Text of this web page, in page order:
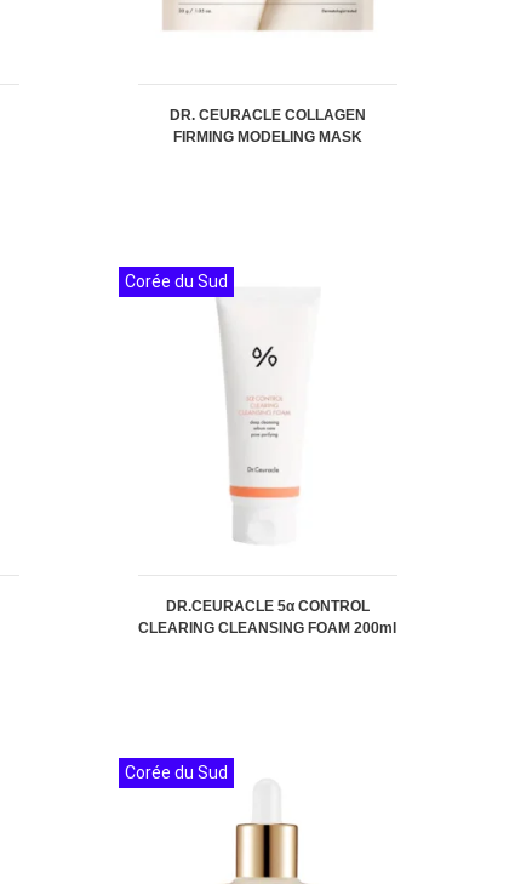
DR. CEURACLE COLLAGEN
FIRMING MODELING MASK
DR.CEURACLE 5α CONTROL
CLEARING CLEANSING FOAM 200ml
Corée du Sud
Corée du Sud